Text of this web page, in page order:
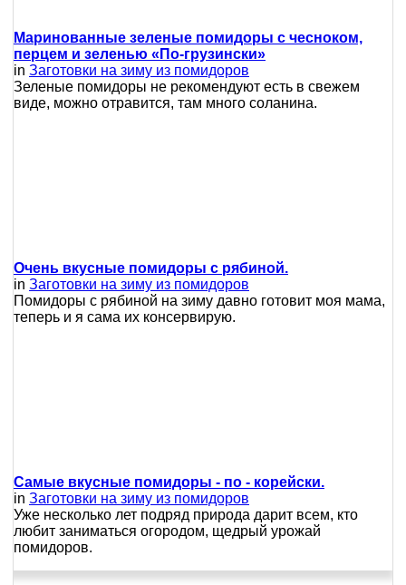
Маринованные зеленые помидоры с чесноком,
перцем и зеленью «По-грузински»
in Заготовки на зиму из помидоров
Зеленые помидоры не рекомендуют есть в свежем
виде, можно отравится, там много соланина.
Очень вкусные помидоры с рябиной.
in Заготовки на зиму из помидоров
Помидоры с рябиной на зиму давно готовит моя мама,
теперь и я сама их консервирую.
Самые вкусные помидоры - по - корейски.
in Заготовки на зиму из помидоров
Уже несколько лет подряд природа дарит всем, кто
любит заниматься огородом, щедрый урожай
помидоров.